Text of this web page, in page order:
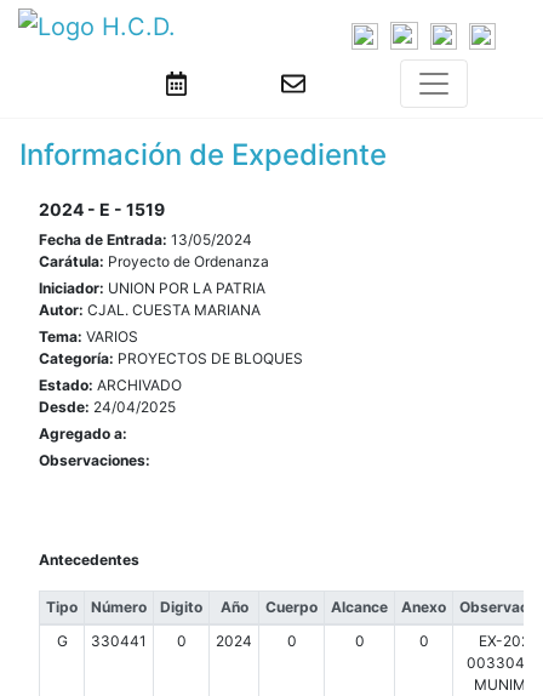
Información de Expediente
2024 - E - 1519
Fecha de Entrada: 13/05/2024
Carátula: Proyecto de Ordenanza
Iniciador: UNION POR LA PATRIA
Autor: CJAL. CUESTA MARIANA
Tema: VARIOS
Categoría: PROYECTOS DE BLOQUES
Estado: ARCHIVADO
Desde: 24/04/2025
Agregado a:
Observaciones:
Antecedentes
Tipo Número Digito Año Cuerpo Alcance Anexo
G
330441 0 2024 0 0 0
EX-